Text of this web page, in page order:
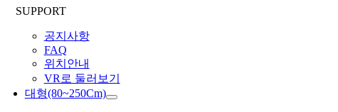
SUPPORT
공지사항
FAQ
위치안내
VR로 둘러보기
대형(80~250Cm)